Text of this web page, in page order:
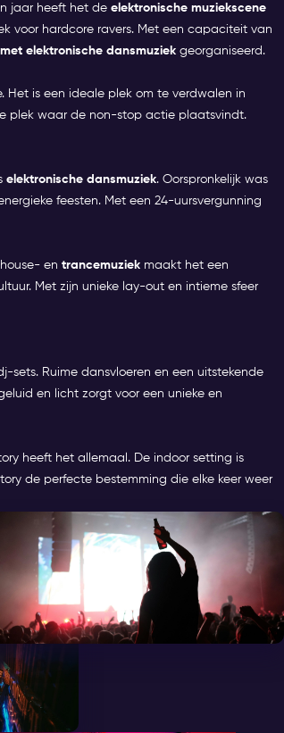
jaar heeft het de elektronische muziekscene
voor hardcore ravers. Met een capaciteit van
met elektronische dansmuziek georganiseerd.
Het is een ideale plek om te verdwalen in
plek waar de non-stop actie plaatsvindt.
elektronische dansmuziek. Oorspronkelijk was
feesten. Met een 24-uursvergunning
en trancemuziek maakt het een
Met zijn unieke lay-out en intieme sfeer
Ruime dansvloeren en een uitstekende
en licht zorgt voor een unieke en
heeft het allemaal. De indoor setting is
de perfecte bestemming die elke keer weer